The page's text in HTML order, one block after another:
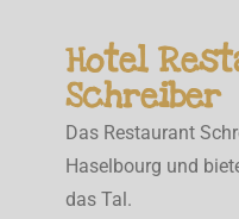
Hotel
Schreiber
Das Restaurant
Haselbourg und
das Tal.